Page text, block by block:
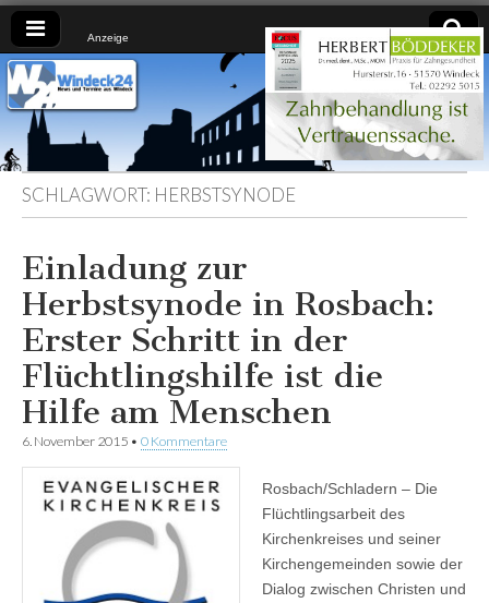
Anzeige
Windeck24
Nachrichten
aus dem
Ländchen
für das
Ländchen
SCHLAGWORT: HERBSTSYNODE
Einladung zur
Herbstsynode in Rosbach:
Erster Schritt in der
Flüchtlingshilfe ist die
Hilfe am Menschen
6. November 2015 • 0 Kommentare
Rosbach/Schladern – Die
Flüchtlingsarbeit des
Kirchenkreises und seiner
Kirchengemeinden sowie der
Dialog zwischen Christen und